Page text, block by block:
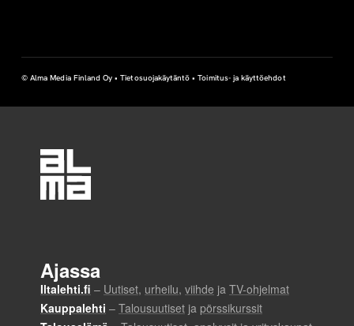
a
k
o
© Alma Media Finland Oy •Tietosuojakäytäntö •Toimitus- ja käyttöehdot